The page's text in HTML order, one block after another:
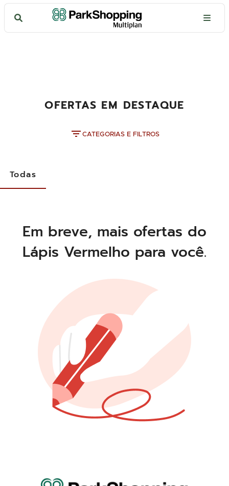
OFERTAS EM DESTAQUE
CATEGORIAS E FILTROS
Todas
Em breve, mais ofertas do
Lápis Vermelho para você.